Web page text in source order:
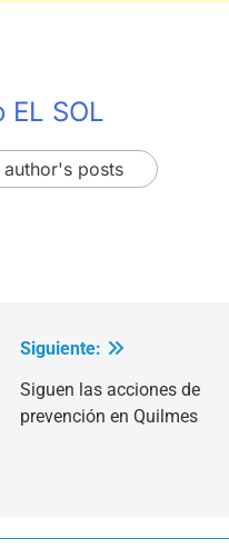
EL SOL
author's posts
Siguiente:
Siguen las acciones de
prevención en Quilmes